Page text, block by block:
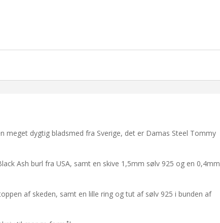
meget dygtig bladsmed fra Sverige, det er Damas Steel Tommy
Ash burl fra USA, samt en skive 1,5mm sølv 925 og en 0,4mm
af skeden, samt en lille ring og tut af sølv 925 i bunden af